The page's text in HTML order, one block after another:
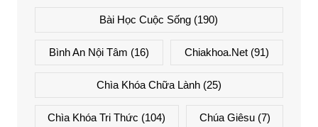
Bài Học Cuộc Sống (190)
Bình An Nội Tâm (16) Chiakhoa.net (91)
Chìa Khóa Chữa Lành(25)
Chìa Khóa Tri Thức (104) Chúa Giêsu(7)